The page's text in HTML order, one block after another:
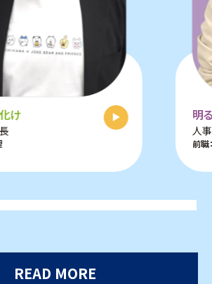
け 明
人
前職
READ MORE